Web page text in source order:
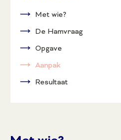
Met wie?
De Hamvraag
Opgave
Aanpak
Resultaat